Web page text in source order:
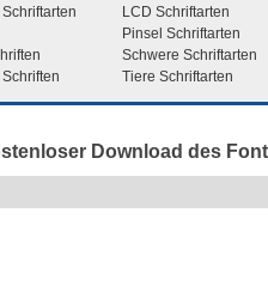
LCD Schriftarten
Pinsel Schriftarten
Schwere Schriftarten
Tiere Schriftarten
Download des